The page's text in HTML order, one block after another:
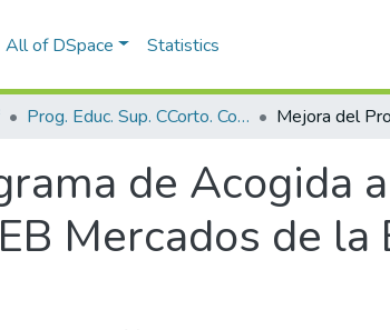
All of DSpace Statistics
Prog. Educ. Sup. CCorto. Comercio Agropecuario
de Acogida
Mercados de la